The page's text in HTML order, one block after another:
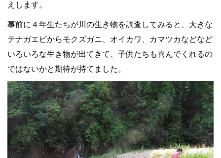
えします。
事前に４年生たちが川の生き物を調査してみると、大きな
テナガエビからモクズガニ、オイカワ、カマツカなどなど
いろいろな生き物が出てきて、子供たちも喜んでくれるの
ではないかと期待が持てました。